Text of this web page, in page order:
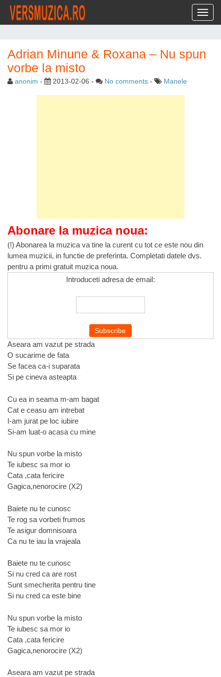
Adrian Minune & Roxana – Nu spun
vorbe la misto
anonim - 2013-02-06 - No comments - Manele
Abonare la muzica noua:
(!) Abonarea la muzica va tine la curent cu tot ce este nou din
lumea muzicii, in functie de preferinta. Completati datele dvs.
pentru a primi gratuit muzica noua.
Introduceti adresa de email:
Aseara am vazut pe strada
O sucarime de fata
Se facea ca-i suparata
Si pe cineva asteapta
Cu ea in seama m-am bagat
Cat e ceasu am intrebat
I-am jurat pe loc iubire
Si-am luat-o acasa cu mine
Nu spun vorbe la misto
Te iubesc sa mor io
Cata ,cata fericire
Gagica,nenorocire (X2)
Baiete nu te cunosc
Te rog sa vorbeti frumos
Te asigur domnisoara
Ca nu te iau la vrajeala
Baiete nu te cunosc
Si nu cred ca are rost
Sunt smecherita pentru tine
Si nu cred ca este bine
Nu spun vorbe la misto
Te iubesc sa mor io
Cata ,cata fericire
Gagica,nenorocire (X2)
Aseara am vazut pe strada